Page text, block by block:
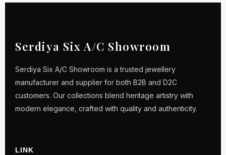
Serdiya Six A/C Showroom
Serdiya Six A/C Showroom is a trusted jewellery
manufacturer and supplier for both B2B and D2C
customers. Our collections blend heritage artistry with
modern elegance, crafted with quality and authenticity.
LINK